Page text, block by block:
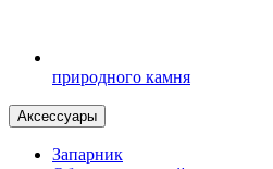
природного камня
Аксессуары
Запарник